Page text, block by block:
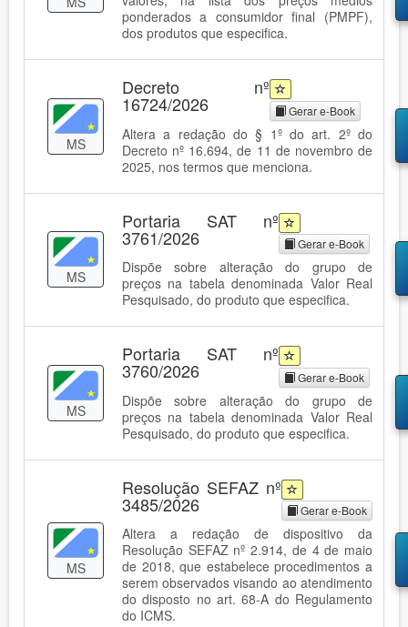
ponderados a consumidor final (PMPF),
dos produtos que especifica.
MS
Decreto nº
16724/2026 Gerar e-Book
Altera a redação do § 1º do art. 2º do
Decreto nº 16.694, de 11 de novembro de
2025, nos termos que menciona.
MS
Portaria SAT nº
3761/2026 Gerar e-Book
Dispõe sobre alteração do grupo de
preços na tabela denominada Valor Real
Pesquisado, do produto que especifica.
MS
Portaria SAT nº
3760/2026 Gerar e-Book
Dispõe sobre alteração do grupo de
preços na tabela denominada Valor Real
Pesquisado, do produto que especifica.
MS
Resolução SEFAZ nº
3485/2026 Gerar e-Book
Altera a redação de dispositivo da
Resolução SEFAZ nº 2.914, de 4 de maio
de 2018, que estabelece procedimentos a
serem observados visando ao atendimento
do disposto no art. 68-A do Regulamento
do ICMS.